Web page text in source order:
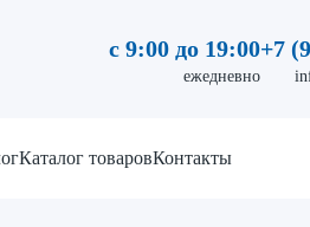
с 9:00 до 19:00
ежедневно
+7
Каталог товаровКонтакты